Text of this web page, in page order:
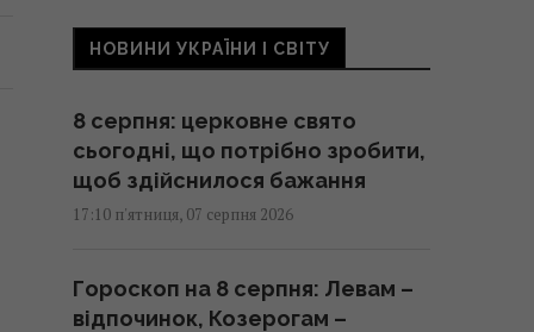
НОВИНИ УКРАЇНИ І СВІТУ
8 серпня: церковне свято
сьогодні, що потрібно зробити,
щоб здійснилося бажання
17:10 п'ятниця, 07 серпня 2026
Гороскоп на 8 серпня: Левам –
відпочинок, Козерогам –